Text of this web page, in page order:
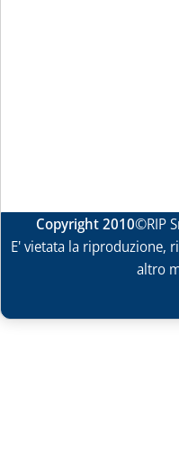
Copyright 2010©RIP
E' vietata la riproduzione,
altro